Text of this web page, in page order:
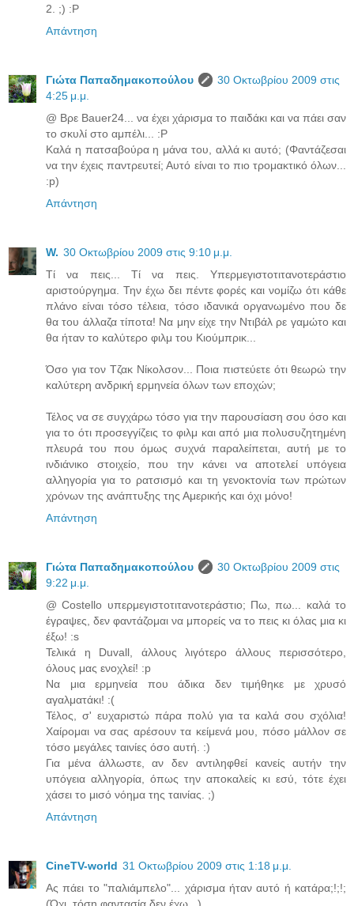
2. ;) :P
Απάντηση
Γιώτα Παπαδημακοπούλου
30 Οκτωβρίου 2009 στις
4:25 μ.μ.
@ Βρε Bauer24... να έχει χάρισμα το παιδάκι και να πάει σαν
το σκυλί στο αμπέλι... :P
Καλά η πατσαβούρα η μάνα του, αλλά κι αυτό; (Φαντάζεσαι
να την έχεις παντρευτεί; Αυτό είναι το πιο τρομακτικό όλων...
:p)
Απάντηση
W. 30 Οκτωβρίου 2009 στις 9:10 μ.μ.
Τί να πεις... Τί να πεις. Υπερμεγιστοτιτανοτεράστιο
αριστούργημα. Την έχω δει πέντε φορές και νομίζω ότι κάθε
πλάνο είναι τόσο τέλεια, τόσο ιδανικά οργανωμένο που δε
θα του άλλαζα τίποτα! Να μην είχε την Ντιβάλ ρε γαμώτο και
θα ήταν το καλύτερο φιλμ του Κιούμπρικ...
Όσο για τον Τζακ Νίκολσον... Ποια πιστεύετε ότι θεωρώ την
καλύτερη ανδρική ερμηνεία όλων των εποχών;
Τέλος να σε συγχάρω τόσο για την παρουσίαση σου όσο και
για το ότι προσεγγίζεις το φιλμ και από μια πολυσυζητημένη
πλευρά του που όμως συχνά παραλείπεται, αυτή με το
ινδιάνικο στοιχείο, που την κάνει να αποτελεί υπόγεια
αλληγορία για το ρατσισμό και τη γενοκτονία των πρώτων
χρόνων της ανάπτυξης της Αμερικής και όχι μόνο!
Απάντηση
Γιώτα Παπαδημακοπούλου
30 Οκτωβρίου 2009 στις
9:22 μ.μ.
@ Costello υπερμεγιστοτιτανοτεράστιο; Πω, πω... καλά το
έγραψες, δεν φαντάζομαι να μπορείς να το πεις κι όλας μια κι
έξω! :s
Τελικά η Duvall, άλλους λιγότερο άλλους περισσότερο,
όλους μας ενοχλεί! :p
Να μια ερμηνεία που άδικα δεν τιμήθηκε με χρυσό
αγαλματάκι! :(
Τέλος, σ' ευχαριστώ πάρα πολύ για τα καλά σου σχόλια!
Χαίρομαι να σας αρέσουν τα κείμενά μου, πόσο μάλλον σε
τόσο μεγάλες ταινίες όσο αυτή. :)
Για μένα άλλωστε, αν δεν αντιληφθεί κανείς αυτήν την
υπόγεια αλληγορία, όπως την αποκαλείς κι εσύ, τότε έχει
χάσει το μισό νόημα της ταινίας. ;)
Απάντηση
CineTV-world 31 Οκτωβρίου 2009 στις 1:18 μ.μ.
Ας πάει το "παλιάμπελο"... χάρισμα ήταν αυτό ή κατάρα;!;!;